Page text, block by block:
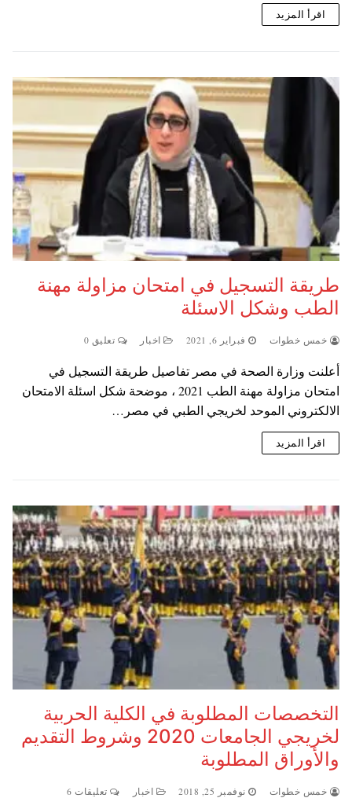
اقرأ المزيد
طريقة التسجيل في امتحان مزاولة مهنة
الطب وشكل الاسئلة
خمس خطوات فبراير 6, 2021 اخبار تعليق 0
أعلنت وزارة الصحة في مصر تفاصيل طريقة التسجيل في
امتحان مزاولة مهنة الطب 2021 ، موضحة شكل اسئلة الامتحان
الالكتروني الموحد لخريجي الطبي في مصر…
اقرأ المزيد
التخصصات المطلوبة في الكلية الحربية
لخريجي الجامعات 2020 وشروط التقديم
والأوراق المطلوبة
خمس خطوات نوفمبر 25, 2018 اخبار تعليقات 6